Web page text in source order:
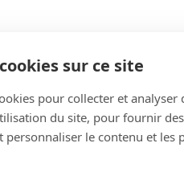
realiser une boule
une plaque de cuisson
l’excédent.
25 minutes. Décercler dès la
sur ce site
pour collecter et
du site, pour fournir
le contenu et les